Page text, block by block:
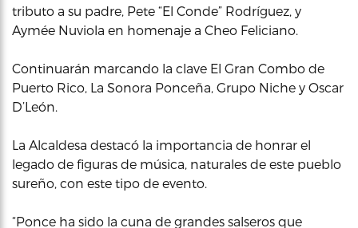
tributo a su padre, Pete “El Conde” Rodríguez, y
Aymée Nuviola en homenaje a Cheo Feliciano.
Continuarán marcando la clave El Gran Combo de
Puerto Rico, La Sonora Ponceña, Grupo Niche y Oscar
D’León.
La Alcaldesa destacó la importancia de honrar el
legado de figuras de música, naturales de este pueblo
sureño, con este tipo de evento.
“Ponce ha sido la cuna de grandes salseros que